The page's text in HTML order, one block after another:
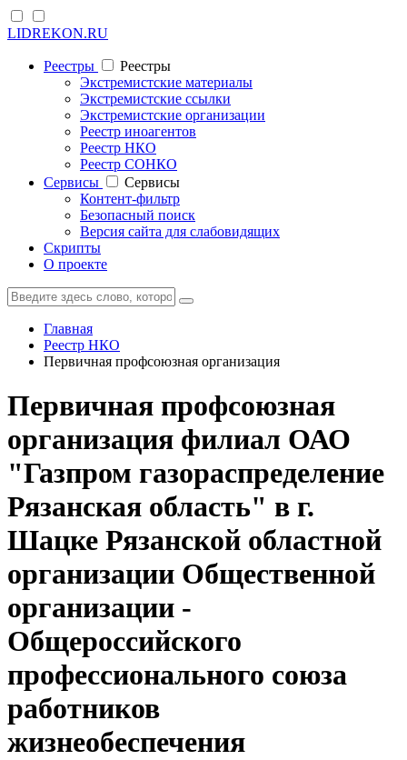
LIDREKON.RU
Реестры
Реестры
Экстремистские материалы
Экстремистские ссылки
Экстремистские организации
Реестр иноагентов
Реестр НКО
Реестр СОНКО
Cервисы
Cервисы
Контент-фильтр
Безопасный поиск
Версия сайта для слабовидящих
Скрипты
О проекте
Главная
Реестр НКО
Первичная профсоюзная организация
Первичная профсоюзная
организация филиал ОАО
"Газпром газораспределение
Рязанская область" в г.
Шацке Рязанской областной
организации Общественной
организации -
Общероссийского
профессионального союза
работников
жизнеобеспечения